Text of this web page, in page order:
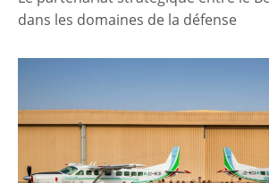
dans les domaines de la défense